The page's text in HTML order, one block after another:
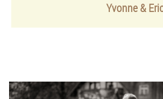
Yvonne &